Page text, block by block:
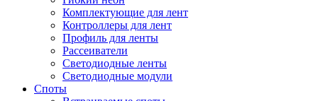
Комплектующие для лент
Контроллеры для лент
Профиль для ленты
Рассеиватели
Светодиодные ленты
Светодиодные модули
Споты